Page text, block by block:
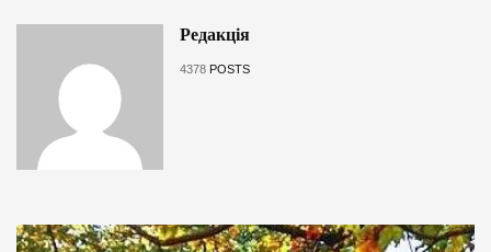
Редакція
4378 POSTS